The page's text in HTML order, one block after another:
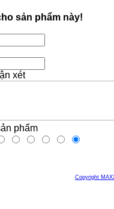
sản phẩm này!
xét
phẩm
Copyright